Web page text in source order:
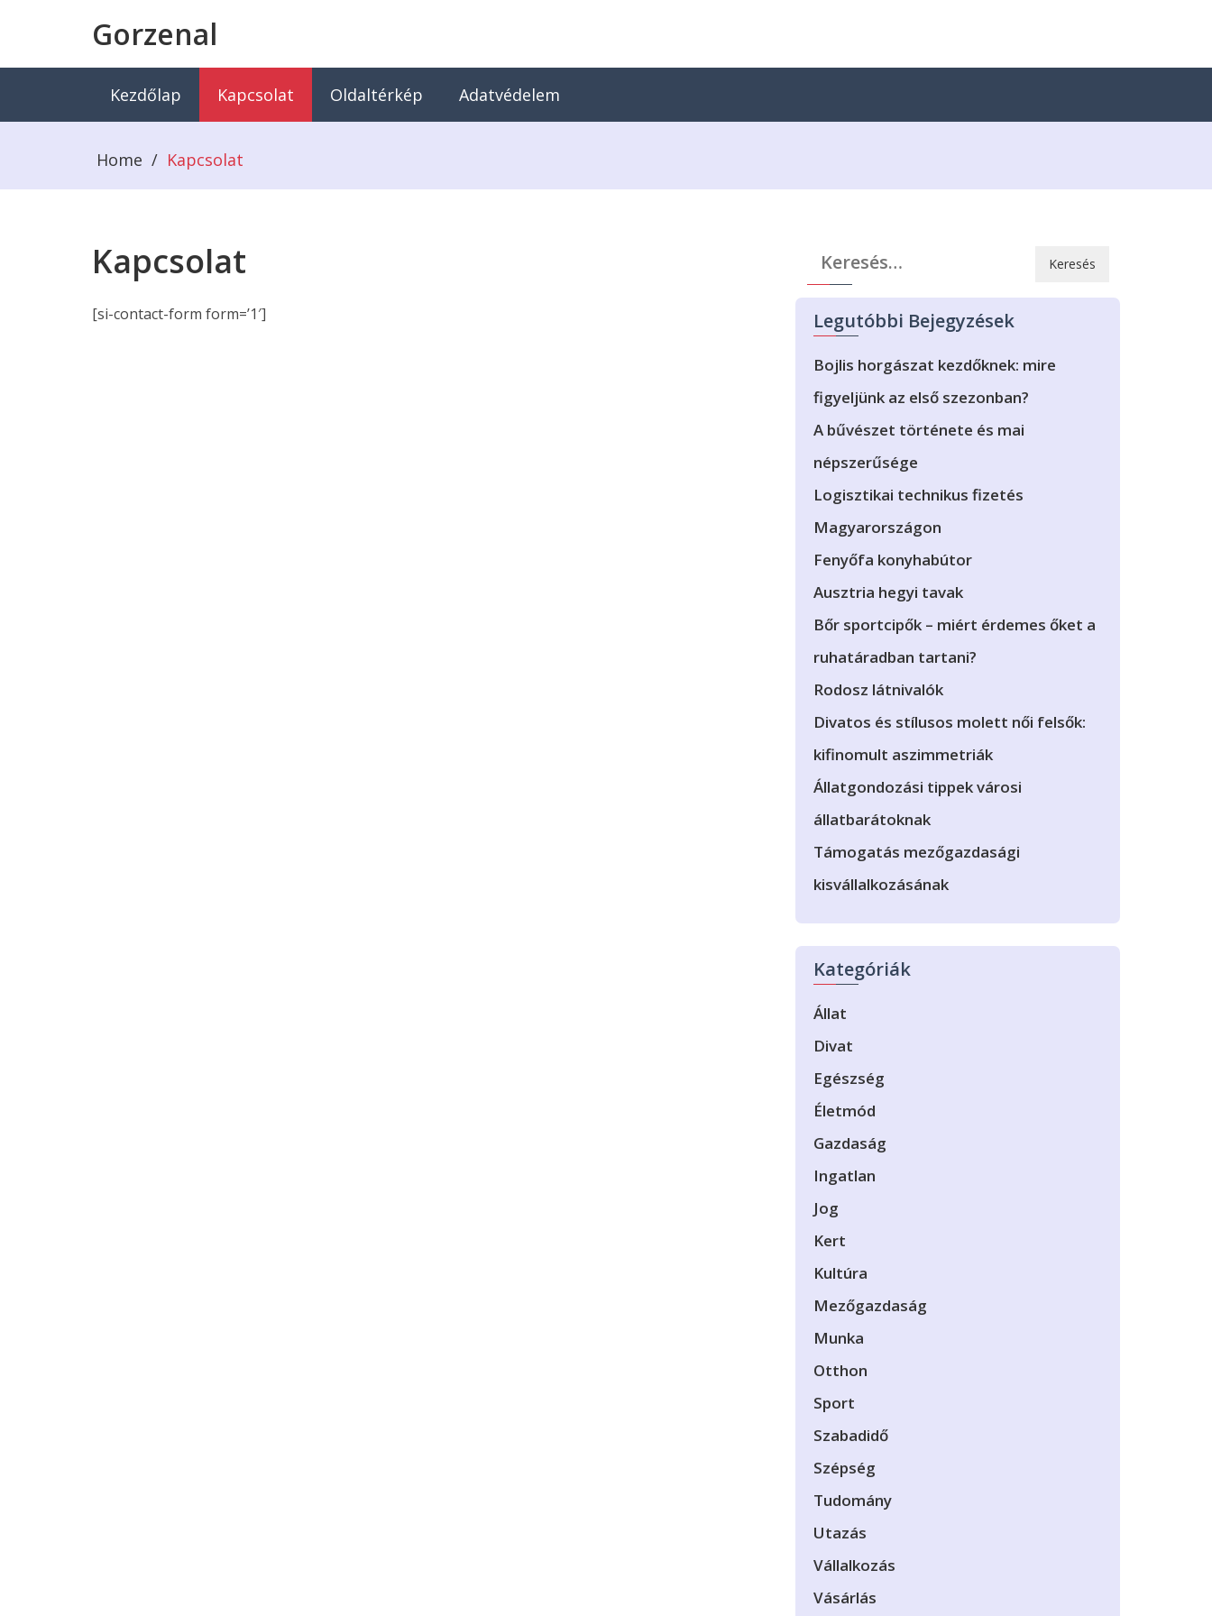
Gorzenal
Kezdőlap Kapcsolat Oldaltérkép Adatvédelem
Home / Kapcsolat
Kapcsolat
[si-contact-form form=’1′]
Keresés:
Legutóbbi Bejegyzések
Bojlis horgászat kezdőknek: mire
figyeljünk az első szezonban?
A bűvészet története és mai
népszerűsége
Logisztikai technikus fizetés
Magyarországon
Fenyőfa konyhabútor
Ausztria hegyi tavak
Bőr sportcipők – miért érdemes őket a
ruhatáradban tartani?
Rodosz látnivalók
Divatos és stílusos molett női felsők:
kifinomult aszimmetriák
Állatgondozási tippek városi
állatbarátoknak
Támogatás mezőgazdasági
kisvállalkozásának
Kategóriák
Állat
Divat
Egészség
Életmód
Gazdaság
Ingatlan
Jog
Kert
Kultúra
Mezőgazdaság
Munka
Otthon
Sport
Szabadidő
Szépség
Tudomány
Utazás
Vállalkozás
Vásárlás